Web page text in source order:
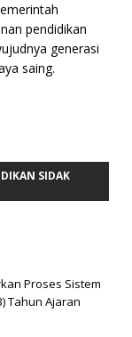
pendidikan
generasi
saing.
SIDAK
Proses Sistem
Tahun Ajaran